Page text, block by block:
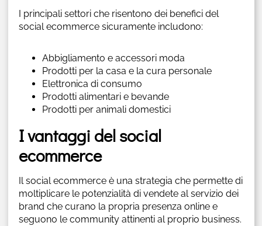
I principali settori che risentono dei benefici del
social ecommerce sicuramente includono:
Abbigliamento e accessori moda
Prodotti per la casa e la cura personale
Elettronica di consumo
Prodotti alimentari e bevande
Prodotti per animali domestici
I vantaggi del social
ecommerce
Il social ecommerce è una strategia che permette di
moltiplicare le potenzialità di vendete al servizio dei
brand che curano la propria presenza online e
seguono le community attinenti al proprio business.